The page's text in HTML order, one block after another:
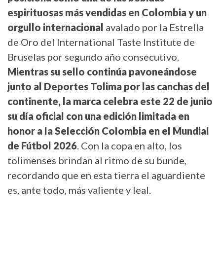
espirituosas más vendidas en Colombia y un
orgullo internacional avalado por la Estrella
de Oro del International Taste Institute de
Bruselas por segundo año consecutivo.
Mientras su sello continúa pavoneándose
junto al Deportes Tolima por las canchas del
continente, la marca celebra este 22 de junio
su día oficial con una edición limitada en
honor a la Selección Colombia en el Mundial
de Fútbol 2026. Con la copa en alto, los
tolimenses brindan al ritmo de su bunde,
recordando que en esta tierra el aguardiente
es, ante todo, más valiente y leal.